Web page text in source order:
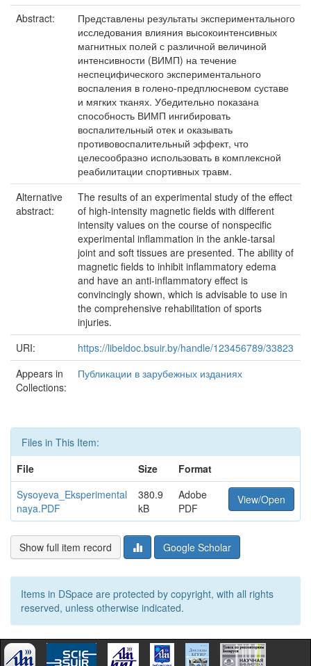
Abstract:
Представлены результаты экспериментального
исследования влияния высокоинтенсивных
магнитных полей с различной величиной
интенсивности (ВИМП) на течение
неспецифического экспериментального
воспаления в голено-предплюсневом суставе
и мягких тканях. Убедительно показана
способность ВИМП ингибировать
воспалительный отек и оказывать
противовоспалительный эффект, что
целесообразно использовать в комплексной
реабилитации спортивных травм.
Alternative
abstract:
The results of an experimental study of the effect
of high-intensity magnetic fields with different
intensity values on the course of nonspecific
experimental inflammation in the ankle-tarsal
joint and soft tissues are presented. The ability of
magnetic fields to inhibit inflammatory edema
and have an anti-inflammatory effect is
convincingly shown, which is advisable to use in
the comprehensive rehabilitation of sports
injuries.
URI:
https://libeldoc.bsuir.by/handle/123456789/33823
Appears in
Collections:
Публикации в зарубежных изданиях
Files in This Item:
File
Size
Format
Sysoyeva_Eksperimental
naya.PDF
380.9
kB
Adobe
PDF
View/Open
Show full item record Google Scholar
Items in DSpace are protected by copyright, with all rights
reserved, unless otherwise indicated.